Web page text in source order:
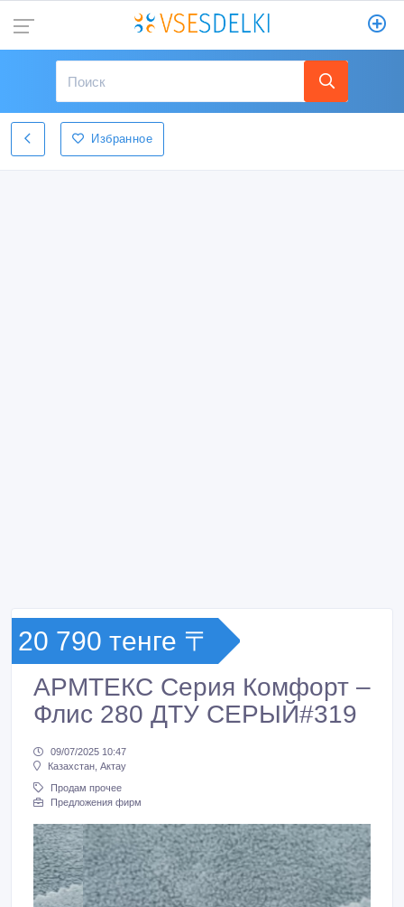
Избранное
20 790 тенге 〒
АРМТЕКС Серия Комфорт –
Флис 280 ДТУ СЕРЫЙ#319
09/07/2025 10:47
Казахстан, Актау
Продам прочее
Предложения фирм